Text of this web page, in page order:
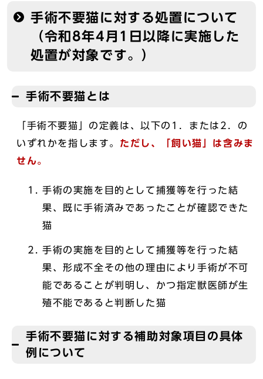
手術不要猫に対する処置について
（令和8年4月1日以降に実施した
処置が対象です。）
手術不要猫とは
「手術不要猫」の定義は、以下の1．または2．の
いずれかを指します。 ただし、「飼い猫」は含みま
せん。
手術の実施を目的として捕獲等を行った結
果、既に手術済みであったことが確認できた
猫
手術の実施を目的として捕獲等を行った結
果、形成不全その他の理由により手術が不可
能であることが判明し、かつ指定獣医師が生
殖不能であると判断した猫
手術不要猫に対する補助対象項目の具体
例について